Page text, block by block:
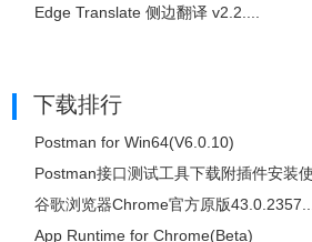
Edge Translate 侧边翻译 v2.2....
下载排行
Postman for Win64(V6.0.10)
Postman接口测试工具下载附插件安装
谷歌浏览器Chrome官方原版43.0.2357....
App Runtime for Chrome(Beta)